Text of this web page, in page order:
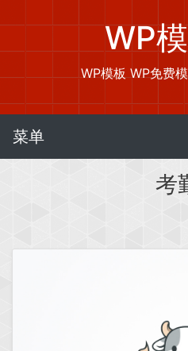
WP
WP模板 WP免费
菜单
考